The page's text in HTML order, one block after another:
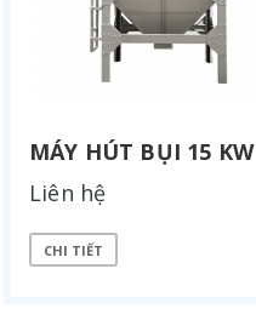
MÁY HÚT BỤI 15 KW
Liên hệ
CHI TIẾT